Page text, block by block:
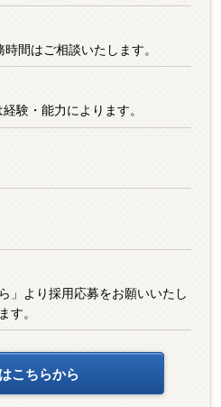
間はご相談いたします。
験・能力によります。
」より採用応募をお願いいたし
す。
こちらから